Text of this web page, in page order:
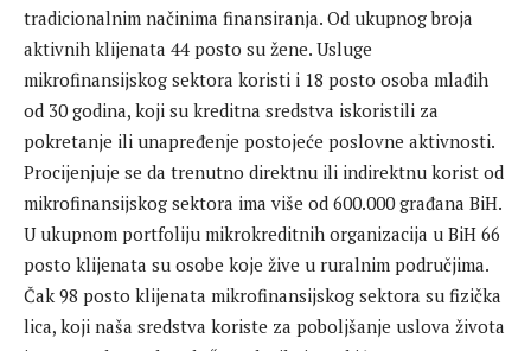
tradicionalnim načinima finansiranja. Od ukupnog broja
aktivnih klijenata 44 posto su žene. Usluge
mikrofinansijskog sektora koristi i 18 posto osoba mlađih
od 30 godina, koji su kreditna sredstva iskoristili za
pokretanje ili unapređenje postojeće poslovne aktivnosti.
Procijenjuje se da trenutno direktnu ili indirektnu korist od
mikrofinansijskog sektora ima više od 600.000 građana BiH.
U ukupnom portfoliju mikrokreditnih organizacija u BiH 66
posto klijenata su osobe koje žive u ruralnim područjima.
Čak 98 posto klijenata mikrofinansijskog sektora su fizička
lica, koji naša sredstva koriste za poboljšanje uslova života